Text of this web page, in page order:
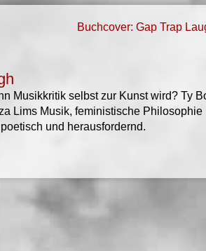
Musikkritik selbst zur Kunst wird? Ty
Lims Musik, feministische
und herausfordernd.